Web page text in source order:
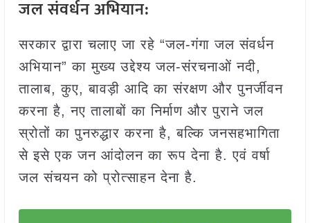
जल संवर्धन अभियान:
सरकार द्वारा चलाए जा रहे “जल-गंगा जल संवर्धन
अभियान” का मुख्य उद्देश्य जल-संरचनाओं नदी,
तालाब, कुए, बावड़ी आदि का संरक्षण और पुनर्जीवन
करना है, नए तालाबों का निर्माण और पुराने जल
स्रोतों का पुनरुद्धार करना है, बल्कि जनसहभागिता
से इसे एक जन आंदोलन का रूप देना है. एवं वर्षा
जल संचयन को प्रोत्साहन देना है.